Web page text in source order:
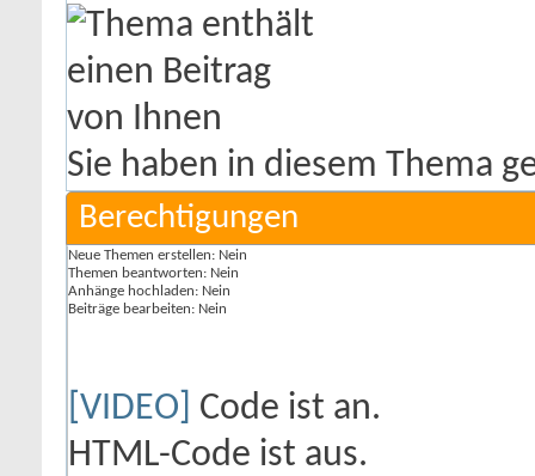
Sie haben in diesem Thema
Berechtigungen
Neue Themen erstellen: Nein
Themen beantworten: Nein
Anhänge hochladen: Nein
Beiträge bearbeiten: Nein
[VIDEO] Code ist an.
HTML-Code ist aus.